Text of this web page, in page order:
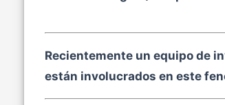
Recientemente un equipo de
están involucrados en este